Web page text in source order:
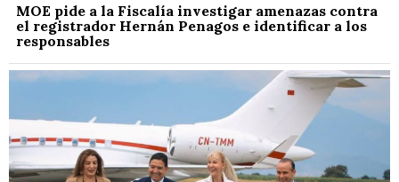
MOE pide a la Fiscalía investigar amenazas contra
el registrador Hernán Penagos e identificar a los
responsables